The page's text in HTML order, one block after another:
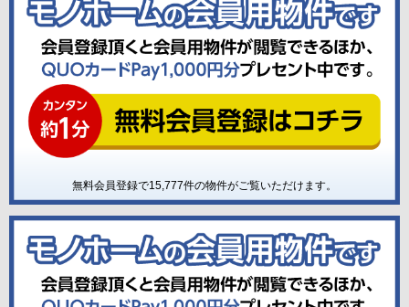
無料会員登録で15,777件の物件がご覧いただけます。